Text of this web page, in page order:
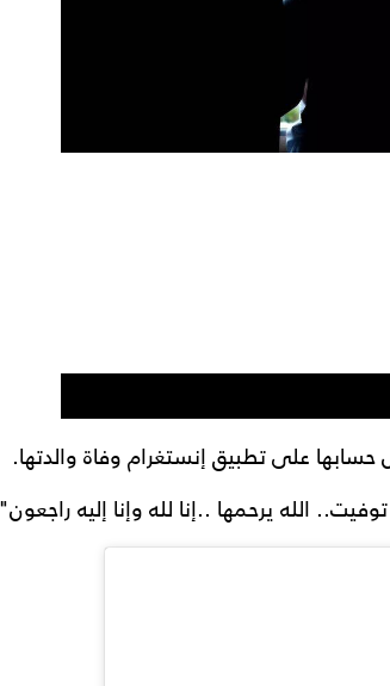
حسابها على تطبيق إنستغرام وفاة والدتها.
الله يرحمها ..إنا لله وإنا إليه